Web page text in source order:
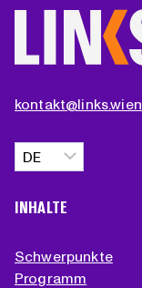
kontakt@links.wien
Sprache
auswählen
INHALTE
Schwerpunkte
Programm